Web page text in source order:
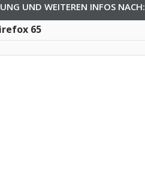
UND WEITEREN INFOS NACH:
65